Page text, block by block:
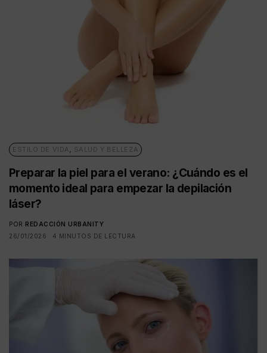
ESTILO DE VIDA , SALUD Y BELLEZA
Preparar la piel para el verano: ¿Cuándo es el
momento ideal para empezar la depilación
láser?
POR REDACCIÓN URBANITY
26/01/2026
4 MINUTOS DE LECTURA